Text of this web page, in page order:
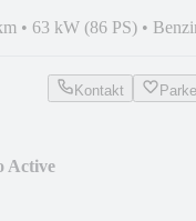
• 63 kW (86 PS) •
Kontakt
Active